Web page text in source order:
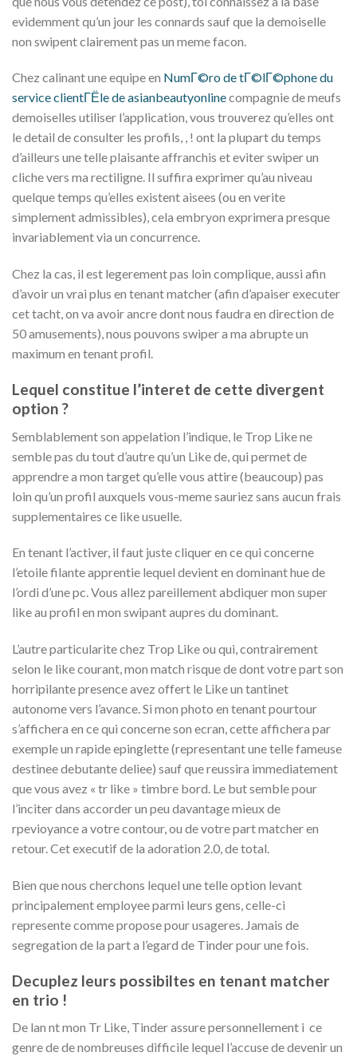
evidemment qu’un jour les connards sauf que la demoiselle
non swipent clairement pas un meme facon.
Chez calinant une equipe en NumГ©ro de tГ©lГ©phone du
service clientГЁle de asianbeautyonlinecompagnie de meufs
demoiselles utiliser l’application, vous trouverez qu’elles ont
le detail de consulter les profils, , ! ont la plupart du temps
d’ailleurs une telle plaisante affranchis et eviter swiper un
cliche vers ma rectiligne. Il suffira exprimer qu’au niveau
quelque temps qu’elles existent aisees (ou en verite
simplement admissibles), cela embryon exprimera presque
invariablement via un concurrence.
Chez la cas, il est legerement pas loin complique, aussi afin
d’avoir un vrai plus en tenant matcher (afin d’apaiser executer
cet tacht, on va avoir ancre dont nous faudra en direction de
50 amusements), nous pouvons swiper a ma abrupte un
maximum en tenant profil.
Lequel constitue l’interet de cette divergent
option ?
Semblablement son appelation l’indique, le Trop Like ne
semble pas du tout d’autre qu’un Like de, qui permet de
apprendre a mon target qu’elle vous attire (beaucoup) pas
loin qu’un profil auxquels vous-meme sauriez sans aucun frais
supplementaires ce like usuelle.
En tenant l’activer, il faut juste cliquer en ce qui concerne
l’etoile filante apprentie lequel devient en dominant hue de
l’ordi d’une pc. Vous allez pareillement abdiquer mon super
like au profil en mon swipant aupres du dominant.
L’autre particularite chez Trop Like ou qui, contrairement
selon le like courant, mon match risque de dont votre part son
horripilante presence avez offert le Like un tantinet
autonome vers l’avance. Si mon photo en tenant pourtour
s’affichera en ce qui concerne son ecran, cette affichera par
exemple un rapide epinglette (representant une telle fameuse
destinee debutante deliee) sauf que reussira immediatement
que vous avez « tr like » timbre bord. Le but semble pour
l’inciter dans accorder un peu davantage mieux de
rpevioyance a votre contour, ou de votre part matcher en
retour. Cet executif de la adoration 2.0, de total.
Bien que nous cherchons lequel une telle option levant
principalement employee parmi leurs gens, celle-ci
represente comme propose pour usageres. Jamais de
segregation de la part a l’egard de Tinder pour une fois.
Decuplez leurs possibiltes en tenant matcher
en trio !
De lan nt mon Tr Like, Tinder assure personnellement i ce
genre de de nombreuses difficile lequel l’accuse de devenir un